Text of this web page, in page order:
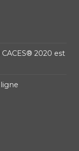
2020 est